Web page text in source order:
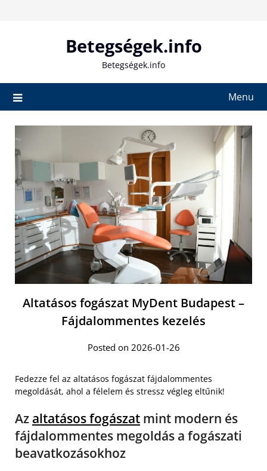
Betegségek.info
Betegségek.info
Menu
Altatásos fogászat MyDent Budapest –
Fájdalommentes kezelés
Posted on 2026-01-26
Fedezze fel az altatásos fogászat fájdalommentes
megoldását, ahol a félelem és stressz végleg eltűnik!
Az altatásos fogászat mint modern és
fájdalommentes megoldás a fogászati
beavatkozásokhoz